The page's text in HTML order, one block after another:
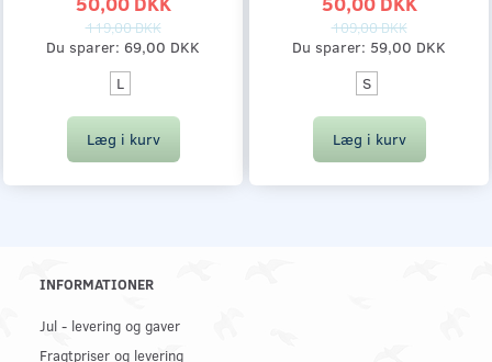
119,00 DKK
Du sparer: 69,00 DKK
L
Læg i kurv
109,00 DKK
Du sparer: 59,00 DKK
S
Læg i kurv
INFORMATIONER
Jul - levering og gaver
Fragtpriser og levering